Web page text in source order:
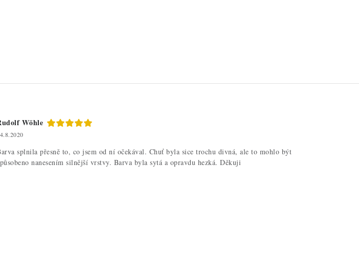
Wöhle
splnila přesně to, co jsem od ní očekával. Chuť byla sice trochu divná, ale to mohlo být
nanesením silnější vrstvy. Barva byla sytá a opravdu hezká. Děkuji